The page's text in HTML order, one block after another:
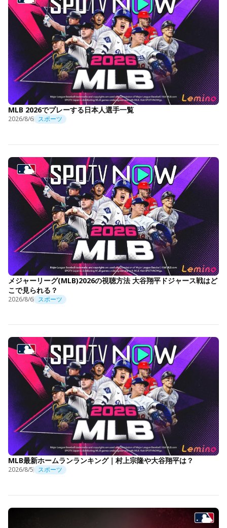
MLB 2026でプレーする日本人選手一覧
2026/8/6 スポーツ
メジャーリーグ(MLB)2026の視聴方法 大谷翔平ドジャース戦はど
こで見られる？
2026/8/6 スポーツ
MLB最新ホームランランキング｜村上宗隆や大谷翔平は？
2026/8/5 スポーツ